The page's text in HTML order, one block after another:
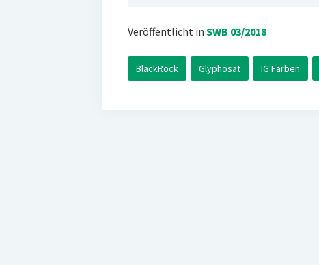
Veröffentlicht in SWB 03/2018
BlackRock Glyphosat IG Farben